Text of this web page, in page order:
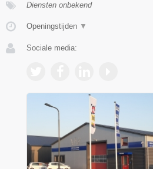
Diensten onbekend
Openingstijden ▼
Sociale media: